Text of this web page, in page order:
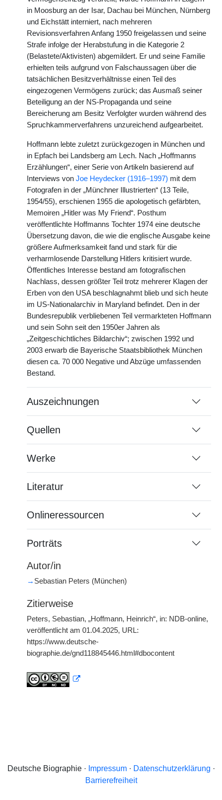
in Moosburg an der Isar, Dachau bei München, Nürnberg
und Eichstätt interniert, nach mehreren
Revisionsverfahren Anfang 1950 freigelassen und seine
Strafe infolge der Herabstufung in die Kategorie 2
(Belastete/Aktivisten) abgemildert. Er und seine Familie
erhielten teils aufgrund von Falschaussagen über die
tatsächlichen Besitzverhältnisse einen Teil des
eingezogenen Vermögens zurück; das Ausmaß seiner
Beteiligung an der NS-Propaganda und seine
Bereicherung am Besitz Verfolgter wurden während des
Spruchkammerverfahrens unzureichend aufgearbeitet.
Hoffmann lebte zuletzt zurückgezogen in München und
in Epfach bei Landsberg am Lech. Nach „Hoffmanns
Erzählungen“, einer Serie von Artikeln basierend auf
Interviews von Joe Heydecker (1916–1997) mit dem
Fotografen in der „Münchner Illustrierten“ (13 Teile,
1954/55), erschienen 1955 die apologetisch gefärbten,
Memoiren „Hitler was My Friend“. Posthum
veröffentlichte Hoffmanns Tochter 1974 eine deutsche
Übersetzung davon, die wie die englische Ausgabe keine
größere Aufmerksamkeit fand und stark für die
verharmlosende Darstellung Hitlers kritisiert wurde.
Öffentliches Interesse bestand am fotografischen
Nachlass, dessen größter Teil trotz mehrerer Klagen der
Erben von den USA beschlagnahmt blieb und sich heute
im US-Nationalarchiv in Maryland befindet. Den in der
Bundesrepublik verbliebenen Teil vermarkteten Hoffmann
und sein Sohn seit den 1950er Jahren als
„Zeitgeschichtliches Bildarchiv“; zwischen 1992 und
2003 erwarb die Bayerische Staatsbibliothek München
diesen ca. 70 000 Negative und Abzüge umfassenden
Bestand.
Auszeichnungen
Quellen
Werke
Literatur
Onlineressourcen
Porträts
Autor/in
→ Sebastian Peters (München)
Zitierweise
Peters, Sebastian, „Hoffmann, Heinrich“, in: NDB-online,
veröffentlicht am 01.04.2025, URL:
https://www.deutsche-
biographie.de/gnd118845446.html#dbocontent
Deutsche Biographie · Impressum· Datenschutzerklärung ·
Barrierefreiheit